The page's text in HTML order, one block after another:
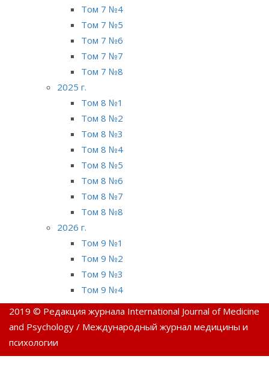
Том 7 №4
Том 7 №5
Том 7 №6
Том 7 №7
Том 7 №8
2025 г.
Том 8 №1
Том 8 №2
Том 8 №3
Том 8 №4
Том 8 №5
Том 8 №6
Том 8 №7
Том 8 №8
2026 г.
Том 9 №1
Том 9 №2
Том 9 №3
Том 9 №4
2019 © Редакция журнала International Journal of Medicine
and Psychology / Международный журнал медицины и
психологии